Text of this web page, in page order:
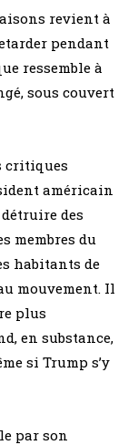
revient à
pendant
ressemble à
sous couvert
critiques
américain
des
membres du
habitants de
mouvement. Il
plus
en substance,
si Trump s’y
par son